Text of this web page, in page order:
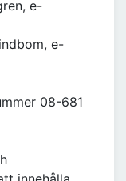
e-
e-
08-681